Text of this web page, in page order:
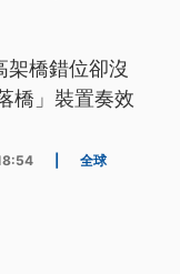
架橋錯位卻沒
橋」裝置奏效
全球